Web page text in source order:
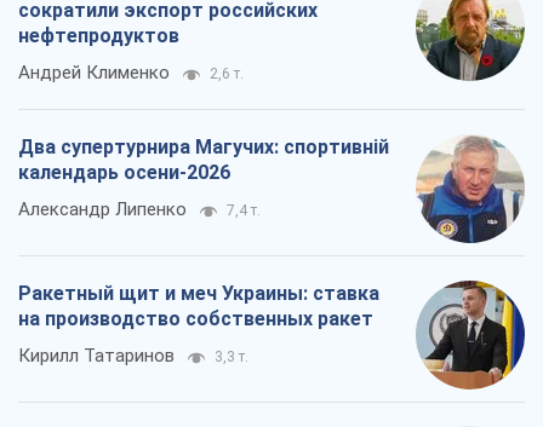
сократили экспорт российских
нефтепродуктов
Андрей Клименко 2,6 т.
Два супертурнира Магучих: спортивній
календарь осени-2026
Александр Липенко 7,4 т.
Ракетный щит и меч Украины: ставка
на производство собственных ракет
Кирилл Татаринов 3,3 т.